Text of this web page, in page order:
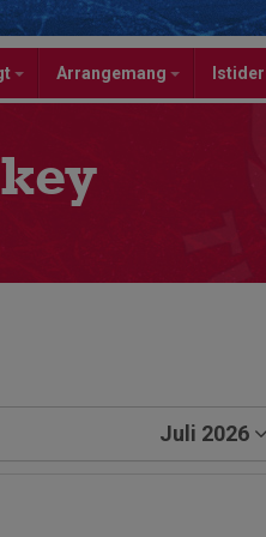
Arrangemang Istider
Juli 2026